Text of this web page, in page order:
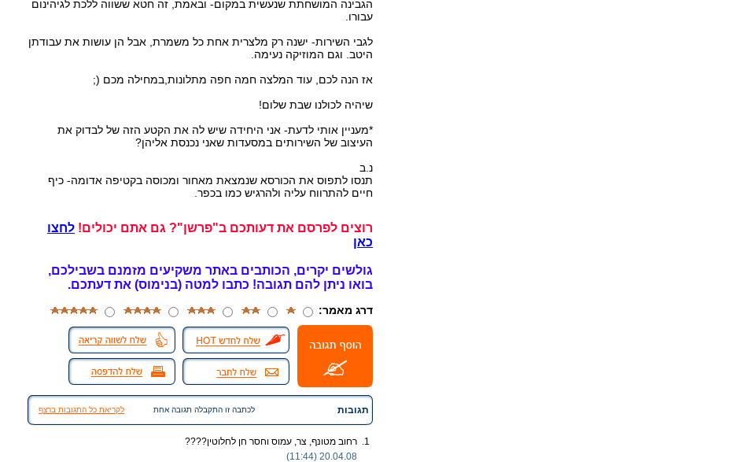
הגבינה המושחתת שנעשית במקום- ובאמת, זה חטא ששווה ללכת לגיהינום
עבורו.
לגבי השירות- ישנה רק מלצרית אחת כל משמרת, אבל הן עושות את עבודתן
היטב. וגם המוזיקה נעימה.
אז הנה לכם, עוד המלצה חמה חפה מתלונות,במחילה מכם (;
שיהיה לכולנו שבת שלום!
*מעניין אותי לדעת- אני היחידה שיש לה את הקטע הזה של לבדוק את
העיצוב של השירותים במסעדות שאני נכנסת אליהן?
נ.ב
תנסו לתפוס את הכורסא שנמצאת מאחור ומכוסה בקטיפה אדומה- כיף
חיים להתרווח עליה ולהרגיש כמו בכפר.
רוצים לפרסם את דעותכם ב"פרשן"? גם אתם יכולים! לחצו
כאן
גולשים יקרים, הכותבים באתר משקיעים מזמנם בשבילכם,
בואו ניתן להם תגובה! כתבו למטה (בנימוס) את דעתכם.
דרג מאמר:
תגובות לכתבה זו התקבלה תגובה אחת לקריאת כל התגובות ברצף
1.
רחוב מטונף, צר, עמוס וחסר חן לחלוטין????
20.04.08 (11:44)